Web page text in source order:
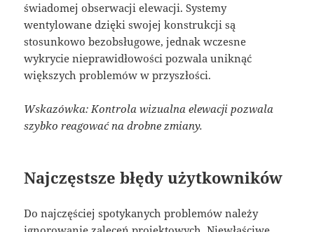
świadomej obserwacji elewacji. Systemy
wentylowane dzięki swojej konstrukcji są
stosunkowo bezobsługowe, jednak wczesne
wykrycie nieprawidłowości pozwala uniknąć
większych problemów w przyszłości.
Wskazówka: Kontrola wizualna elewacji pozwala
szybko reagować na drobne zmiany.
Najczęstsze błędy użytkowników
Do najczęściej spotykanych problemów należy